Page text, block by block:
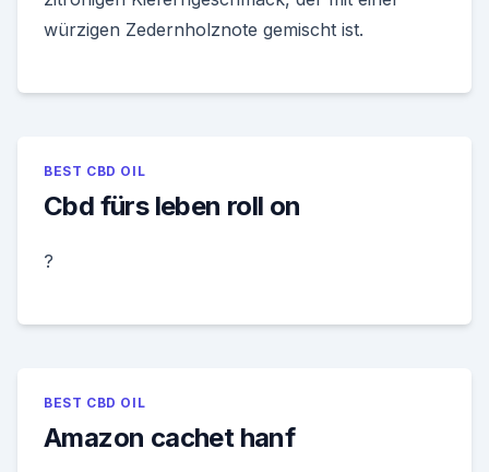
würzigen Zedernholznote gemischt ist.
BEST CBD OIL
Cbd fürs leben roll on
?
BEST CBD OIL
Amazon cachet hanf